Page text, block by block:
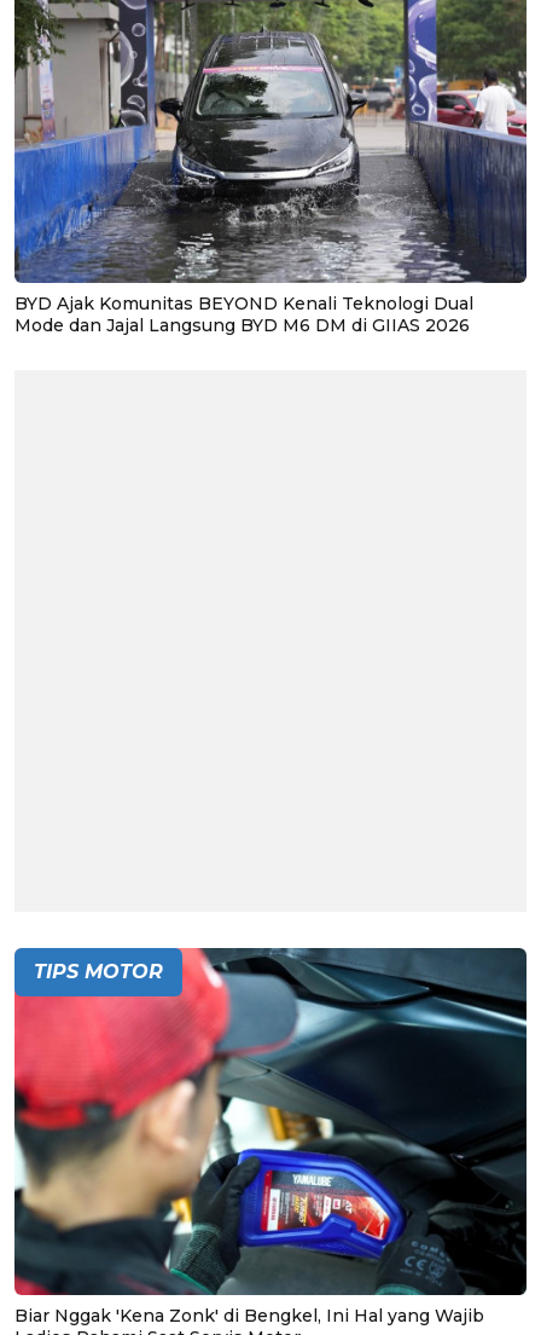
BYD Ajak Komunitas BEYOND Kenali Teknologi Dual
Mode dan Jajal Langsung BYD M6 DM di GIIAS 2026
TIPS MOTOR
Biar Nggak 'Kena Zonk' di Bengkel, Ini Hal yang Wajib